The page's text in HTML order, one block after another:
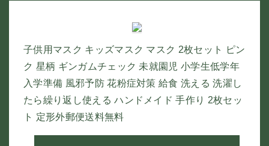
子供用マスク キッズマスク マスク 2枚セット ピン
ク 星柄 ギンガムチェック 未就園児 小学生低学年
入学準備 風邪予防 花粉症対策 給食 洗える 洗濯し
たら繰り返し使える ハンドメイド 手作り 2枚セッ
ト 定形外郵便送料無料